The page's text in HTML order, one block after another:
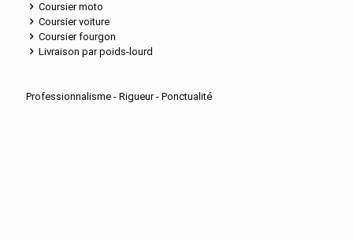
Coursier moto
Coursier voiture
Coursier fourgon
Livraison par poids-lourd
Professionnalisme - Rigueur - Ponctualité